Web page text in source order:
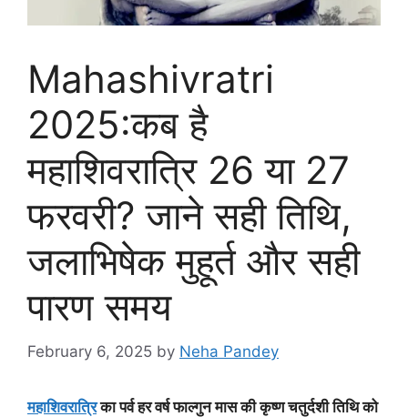
Mahashivratri
2025:कब है
महाशिवरात्रि 26 या 27
फरवरी? जाने सही तिथि,
जलाभिषेक मुहूर्त और सही
पारण समय
February 6, 2025 by Neha Pandey
महाशिवरात्रिका पर्व हर वर्ष फाल्गुन मास की कृष्ण चतुर्दशी तिथि को